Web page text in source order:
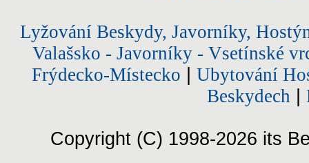
Lyžování Beskydy, Javorníky,
Valašsko - Javorníky - Vsetínské
Frýdecko-Místecko
Ubytování
Beskydech
Copyright (C) 1998-2026 its